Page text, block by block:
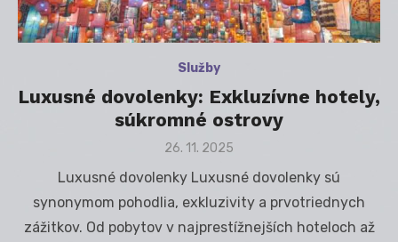
Služby
Luxusné dovolenky: Exkluzívne hotely,
súkromné ostrovy
Posted
26. 11. 2025
Luxusné dovolenky Luxusné dovolenky sú
synonymom pohodlia, exkluzivity a prvotriednych
zážitkov. Od pobytov v najprestížnejších hoteloch až